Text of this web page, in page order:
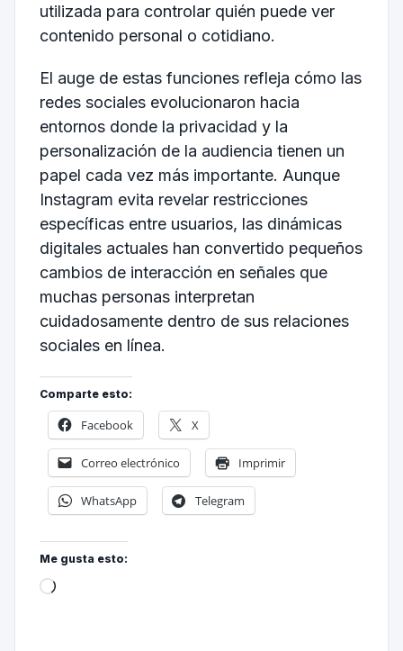
utilizada para controlar quién puede ver
contenido personal o cotidiano.
El auge de estas funciones refleja cómo las
redes sociales evolucionaron hacia
entornos donde la privacidad y la
personalización de la audiencia tienen un
papel cada vez más importante. Aunque
Instagram evita revelar restricciones
específicas entre usuarios, las dinámicas
digitales actuales han convertido pequeños
cambios de interacción en señales que
muchas personas interpretan
cuidadosamente dentro de sus relaciones
sociales en línea.
Comparte esto:
Facebook X
Correo electrónico Imprimir
WhatsApp Telegram
Me gusta esto: